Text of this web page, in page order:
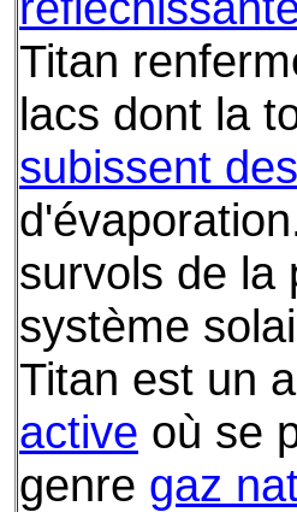
Titan
lacs dont la
subissent
survols de la
système
Titan est un
active où se
genre gaz